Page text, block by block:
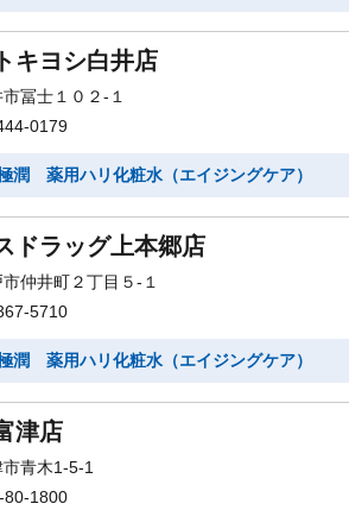
キヨシ白井店
冨士１０２-１
0179
潤 薬用ハリ化粧水（エイジングケア）
ドラッグ上本郷店
仲井町２丁目５-１
5710
潤 薬用ハリ化粧水（エイジングケア）
津店
青木1-5-1
80-1800